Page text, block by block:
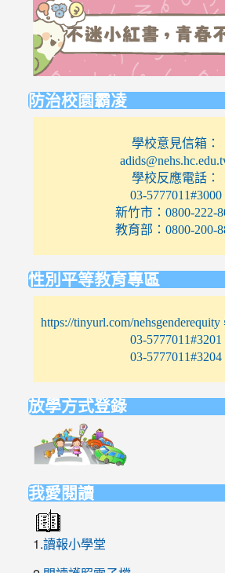
防治校園霸凌
學校意見信箱：
學校反應電話：
03-5777011#3000
新竹市：0800-222-
教育部：0800-200-
性別平等教育專區
https://tinyurl.com/
03-5777011#3201
03-5777011#3204
放學方式登錄
https://
我愛閱讀
1.讀報小學堂